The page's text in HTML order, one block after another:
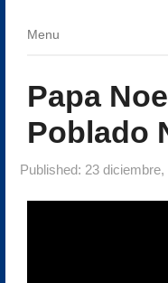
Menu
Menu
Papa
Poblado
Published: 23 diciembre,